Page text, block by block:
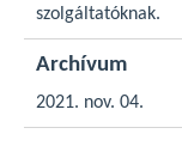
szolgáltatóknak.
Archívum
2021. nov. 04.